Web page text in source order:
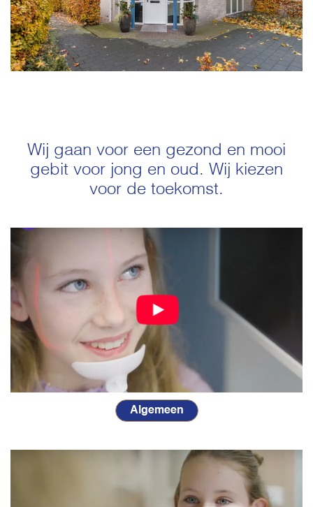
Wij gaan voor een gezond en mooi
gebit voor jong en oud. Wij kiezen
voor de toekomst.
Algemeen